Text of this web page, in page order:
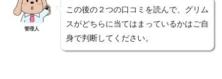
管理人
この後の２つの口コミを読んで、グリム
スがどちらに当てはまっているかはご自
身で判断してください。